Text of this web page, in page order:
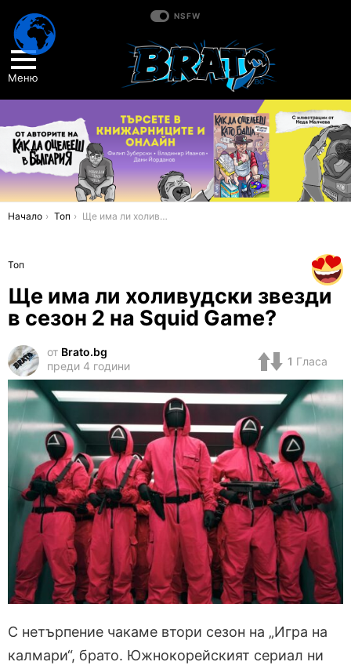
NSFW
Меню
You are here:
Начало Топ Ще има ли холивудски звезди в сезон 2 на Squid Game?
Топ
Ще има ли холивудски звезди
в сезон 2 на Squid Game?
от Brato.bg
преди 4 години
1 Гласа
С нетърпение чакаме втори сезон на „Игра на
калмари“, брато. Южнокорейският сериал ни